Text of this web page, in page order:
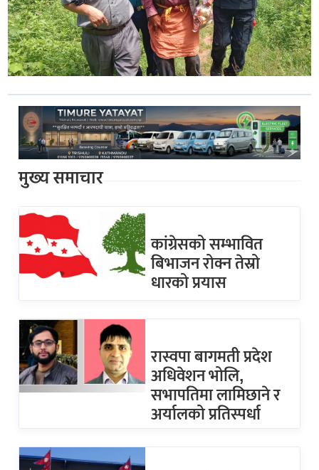
मुख्य समाचार
कांग्रेसको सम्भावित
बिभाजन रोक्न तेस्रो
धारको प्रयास
रास्वपा बागमती प्रदेश
अधिवेशन भोलि,
सभापतिमा लामिछाने र
अर्यालको प्रतिस्पर्धा